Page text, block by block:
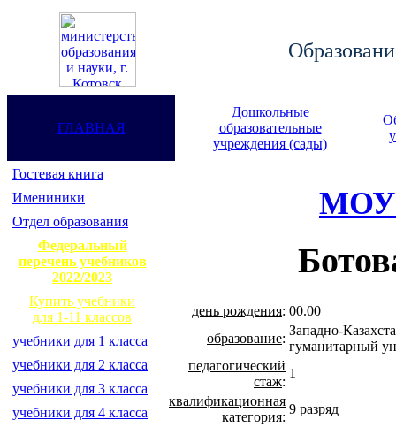
ГЛАВНАЯ
Дошкольные
образовательные
учреждения (сады)
Гостевая книга
Имениники
Отдел образования
Федеральный
перечень учебников
2022/2023
Купить учебники
для 1-11 классов
учебники для 1 класса
учебники для 2 класса
учебники для 3 класса
учебники для 4 класса
МОУ
день рождения: 00.00
образование:
Западно-
гуманитарный
педагогический
стаж:
1
квалификационная
категория:
9 разряд